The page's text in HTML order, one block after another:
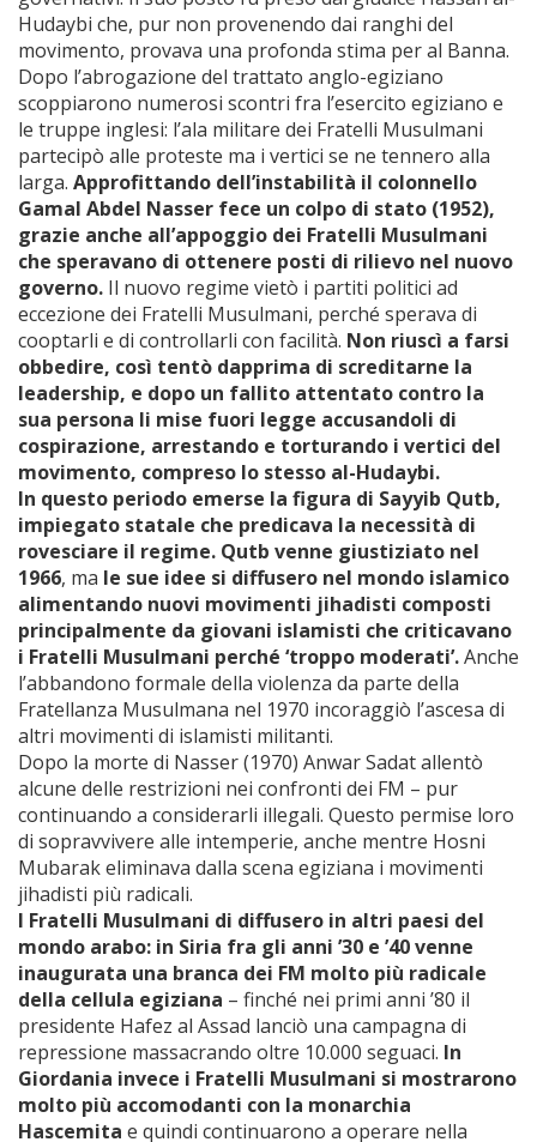
Hudaybi che, pur non provenendo dai ranghi del
movimento, provava una profonda stima per al Banna.
Dopo l’abrogazione del trattato anglo-egiziano
scoppiarono numerosi scontri fra l’esercito egiziano e
le truppe inglesi: l’ala militare dei Fratelli Musulmani
partecipò alle proteste ma i vertici se ne tennero alla
larga. Approfittando dell’instabilità il colonnello
Gamal Abdel Nasser fece un colpo di stato (1952),
grazie anche all’appoggio dei Fratelli Musulmani
che speravano di ottenere posti di rilievo nel nuovo
governo. Il nuovo regime vietò i partiti politici ad
eccezione dei Fratelli Musulmani, perché sperava di
cooptarli e di controllarli con facilità. Non riuscì a farsi
obbedire, così tentò dapprima di screditarne la
leadership, e dopo un fallito attentato contro la
sua persona li mise fuori legge accusandoli di
cospirazione, arrestando e torturando i vertici del
movimento, compreso lo stesso al-Hudaybi.
In questo periodo emerse la figura di Sayyib Qutb,
impiegato statale che predicava la necessità di
rovesciare il regime. Qutb venne giustiziato nel
1966, ma le sue idee si diffusero nel mondo islamico
alimentando nuovi movimenti jihadisti composti
principalmente da giovani islamisti che criticavano
i Fratelli Musulmani perché ‘troppo moderati’.Anche
l’abbandono formale della violenza da parte della
Fratellanza Musulmana nel 1970 incoraggiò l’ascesa di
altri movimenti di islamisti militanti.
Dopo la morte di Nasser (1970) Anwar Sadat allentò
alcune delle restrizioni nei confronti dei FM – pur
continuando a considerarli illegali. Questo permise loro
di sopravvivere alle intemperie, anche mentre Hosni
Mubarak eliminava dalla scena egiziana i movimenti
jihadisti più radicali.
I Fratelli Musulmani di diffusero in altri paesi del
mondo arabo: in Siria fra gli anni ’30 e ’40 venne
inaugurata una branca dei FM molto più radicale
della cellula egiziana – finché nei primi anni ’80 il
presidente Hafez al Assad lanciò una campagna di
repressione massacrando oltre 10.000 seguaci. In
Giordania invece i Fratelli Musulmani si mostrarono
molto più accomodanti con la monarchia
Hascemita e quindi continuarono a operare nella